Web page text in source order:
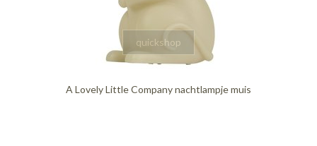
quickshop
A Lovely Little Company nachtlampje muis